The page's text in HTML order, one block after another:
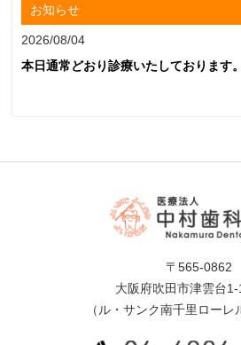
お知らせ
2026/08/04
本日通常どおり診療いたしております。
〒565-0862
大阪府吹田市津雲台
（ル・サンク南千里ローレ